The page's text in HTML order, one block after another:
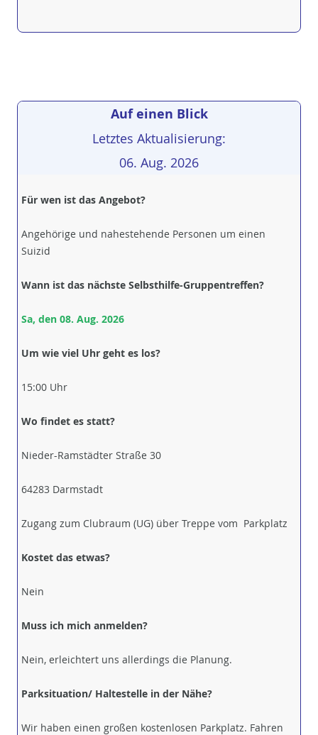
Auf einen Blick
Letztes Aktualisierung:
06. Aug. 2026
Für wen ist das Angebot?
Angehörige und nahestehende Personen um einen
Suizid
Wann ist das nächste Selbsthilfe-Gruppentreffen?
Sa, den 08. Aug. 2026
Um wie viel Uhr geht es los?
15:00 Uhr
Wo findet es statt?
Nieder-Ramstädter Straße 30
64283 Darmstadt
Zugang zum Clubraum (UG) über Treppe vom Parkplatz
Kostet das etwas?
Nein
Muss ich mich anmelden?
Nein, erleichtert uns allerdings die Planung.
Parksituation/ Haltestelle in der Nähe?
Wir haben einen großen kostenlosen Parkplatz. Fahren